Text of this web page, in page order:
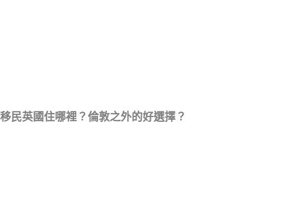
移民英國住哪裡？倫敦之外的好選擇？